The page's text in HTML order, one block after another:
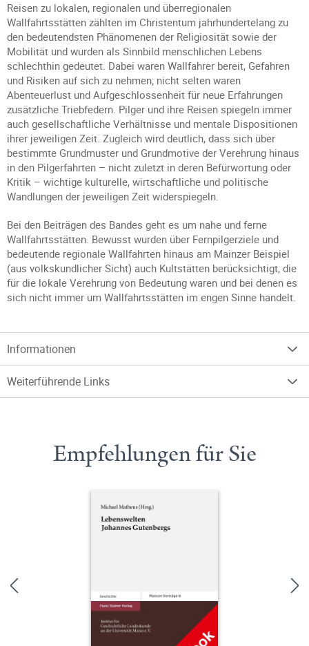
Reisen zu lokalen, regionalen und überregionalen
Wallfahrtsstätten zählten im Christentum jahrhundertelang zu
den bedeutendsten Phänomenen der Religiosität sowie der
Mobilität und wurden als Sinnbild menschlichen Lebens
schlechthin gedeutet. Dabei waren Wallfahrer bereit, Gefahren
und Risiken auf sich zu nehmen; nicht selten waren
Abenteuerlust und Aufgeschlossenheit für neue Erfahrungen
zusätzliche Triebfedern. Pilger und ihre Reisen spiegeln immer
auch gesellschaftliche Verhältnisse und mentale Dispositionen
ihrer jeweiligen Zeit. Zugleich wird deutlich, dass sich über
bestimmte Grundmuster und Grundmotive der Verehrung hinaus
in den Pilgerfahrten – nicht zuletzt in deren Befürwortung oder
Kritik – wichtige kulturelle, wirtschaftliche und politische
Wandlungen der jeweiligen Zeit widerspiegeln.
Bei den Beiträgen des Bandes geht es um nahe und ferne
Wallfahrtsstätten. Bewusst wurden über Fernpilgerziele und
bedeutende regionale Wallfahrten hinaus am Mainzer Beispiel
(aus volkskundlicher Sicht) auch Kultstätten berücksichtigt, die
für die lokale Verehrung von Bedeutung waren und bei denen es
sich nicht immer um Wallfahrtsstätten im engen Sinne handelt.
Informationen
Weiterführende Links
Empfehlungen für Sie